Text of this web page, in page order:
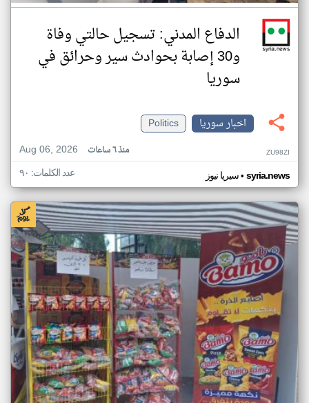
الدفاع المدني: تسجيل حالتي وفاة
و30 إصابة بحوادث سير وحرائق في
سوريا
اخبار سوريا
Politics
Aug 06, 2026
منذ ٦ ساعات ZU98ZI
سيريا نيوز• syria.news عدد الكلمات: ٩٠